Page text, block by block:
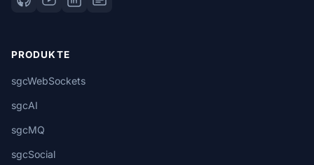
PRODUKTE
sgcWebSockets
sgcAI
sgcMQ
sgcSocial